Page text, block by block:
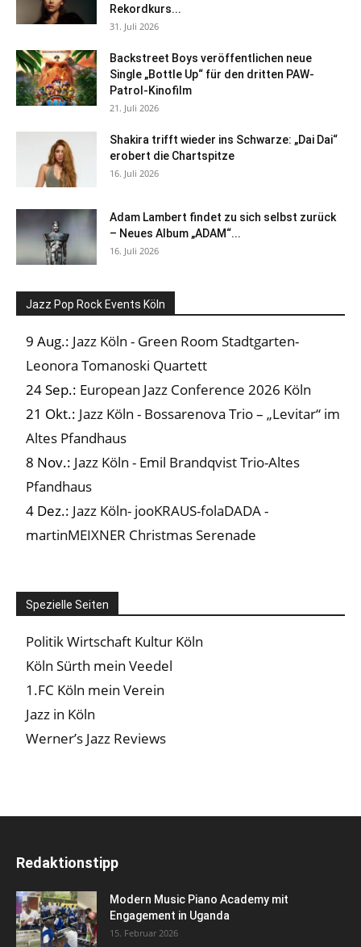
Rekordkurs...
31. Juli 2026
Backstreet Boys veröffentlichen neue
Single „Bottle Up“ für den dritten PAW-
Patrol-Kinofilm
21. Juli 2026
Shakira trifft wieder ins Schwarze: „Dai Dai“
erobert die Chartspitze
16. Juli 2026
Adam Lambert findet zu sich selbst zurück
– Neues Album „ADAM“...
16. Juli 2026
Jazz Pop Rock Events Köln
9 Aug.: Jazz Köln - Green Room Stadtgarten-
Leonora Tomanoski Quartett
24 Sep.: European Jazz Conference 2026 Köln
21 Okt.: Jazz Köln - Bossarenova Trio – „Levitar“ im
Altes Pfandhaus
8 Nov.: Jazz Köln - Emil Brandqvist Trio-Altes
Pfandhaus
4 Dez.: Jazz Köln- jooKRAUS-folaDADA -
martinMEIXNER Christmas Serenade
Spezielle Seiten
Politik Wirtschaft Kultur Köln
Köln Sürth mein Veedel
1.FC Köln mein Verein
Jazz in Köln
Werner’s Jazz Reviews
Redaktionstipp
Modern Music Piano Academy mit
Engagement in Uganda
15. Februar 2026